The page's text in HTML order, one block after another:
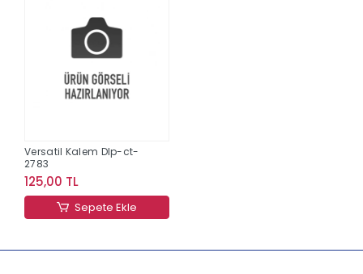
Versatil Kalem Dlp-ct-
2783
125,00 TL
Sepete Ekle